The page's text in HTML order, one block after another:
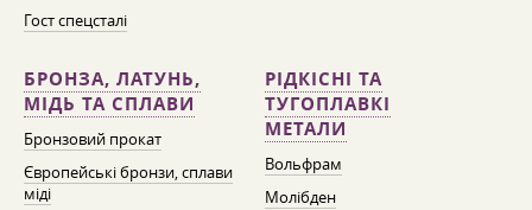
Гост спецсталі
БРОНЗА, ЛАТУНЬ,
МІДЬ ТА СПЛАВИ
Бронзовий прокат
Європейські бронзи, сплави
міді
РІДКІСНІ ТА
ТУГОПЛАВКІ
МЕТАЛИ
Вольфрам
Молібден